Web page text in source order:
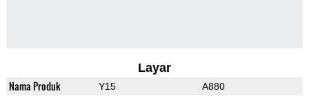
Layar
Nama Produk Y15 A880